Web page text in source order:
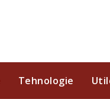
Tehnologie